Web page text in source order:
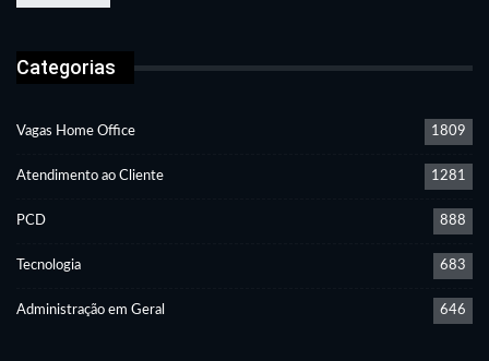
Categorias
Vagas Home Office 1809
Atendimento ao Cliente 1281
PCD 888
Tecnologia 683
Administração em Geral 646